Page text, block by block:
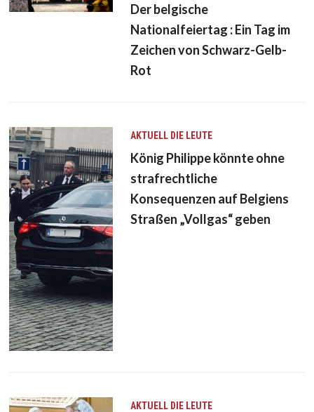
Der belgische
Nationalfeiertag : Ein Tag im
Zeichen von Schwarz-Gelb-
Rot
AKTUELL DIE LEUTE
König Philippe könnte ohne
strafrechtliche
Konsequenzen auf Belgiens
Straßen „Vollgas“ geben
AKTUELL DIE LEUTE